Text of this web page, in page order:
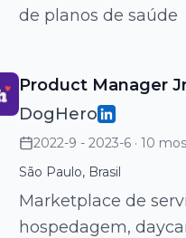
de planos de saúde
Product Manager
DogHero
2022-9 - 2023-6 · 10 mos
São Paulo, Brasil
Marketplace de
hospedagem,